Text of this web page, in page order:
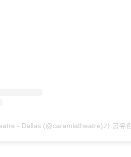
- Dallas (@caramiatheatre)가 공유